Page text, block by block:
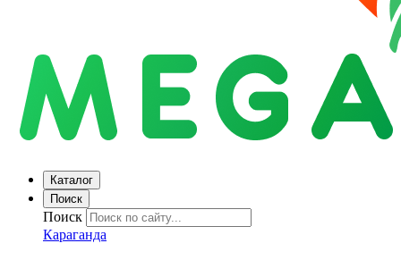
Каталог
Поиск
Поиск
Караганда